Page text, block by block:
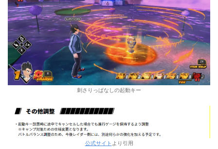
刺さりっぱなしの起動キー
公式サイト より引用